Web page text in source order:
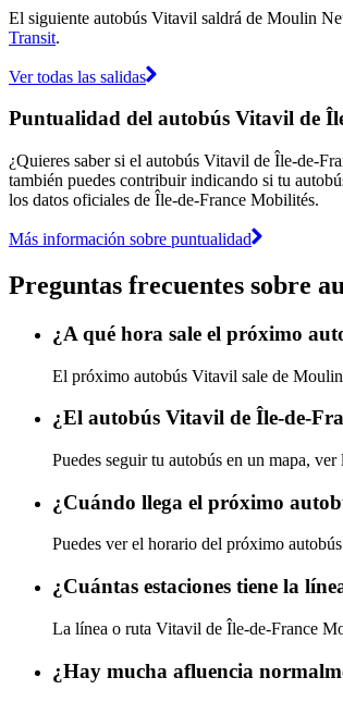
El siguiente autobús Vitavil saldrá de Moulin
Transit.
Ver todas las salidas
Puntualidad del autobús Vitavil de
¿Quieres saber si el autobús Vitavil de Île-de-
también puedes contribuir indicando si tu
los datos oficiales de Île-de-France Mobilités.
Más información sobre puntualidad
Preguntas frecuentes sobre
¿A qué hora sale el próximo
El próximo autobús Vitavil sale de
¿El autobús Vitavil de Île-de-
Puedes seguir tu autobús en un mapa,
¿Cuándo llega el próximo
Puedes ver el horario del próximo
¿Cuántas estaciones tiene la
La línea o ruta Vitavil de Île-de-France
¿Hay mucha afluencia